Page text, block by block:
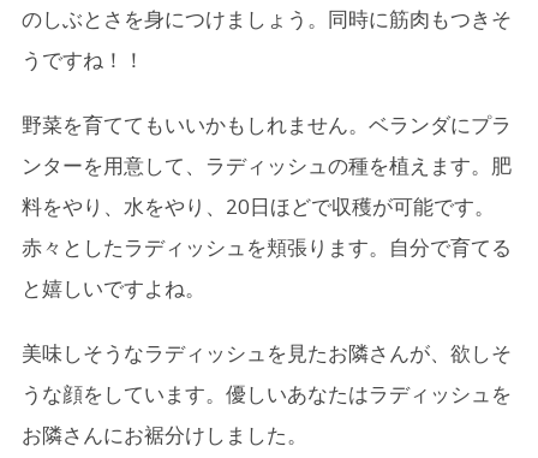
のしぶとさを身につけましょう。同時に筋肉もつきそ
うですね！！
野菜を育ててもいいかもしれません。ベランダにプラ
ンターを用意して、ラディッシュの種を植えます。肥
料をやり、水をやり、20日ほどで収穫が可能です。
赤々としたラディッシュを頬張ります。自分で育てる
と嬉しいですよね。
美味しそうなラディッシュを見たお隣さんが、欲しそ
うな顔をしています。優しいあなたはラディッシュを
お隣さんにお裾分けしました。